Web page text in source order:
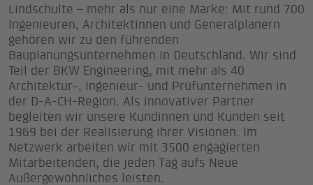
Lindschulte – mehr als nur eine Marke: Mit rund 700
Ingenieuren, Architektinnen und Generalplanern
gehören wir zu den führenden
Bauplanungsunternehmen in Deutschland. Wir sind
Teil der BKW Engineering, mit mehr als 40
Architektur-, Ingenieur- und Prüfunternehmen in
der D-A-CH-Region. Als innovativer Partner
begleiten wir unsere Kundinnen und Kunden seit
1969 bei der Realisierung ihrer Visionen. Im
Netzwerk arbeiten wir mit 3500 engagierten
Mitarbeitenden, die jeden Tag aufs Neue
Außergewöhnliches leisten.